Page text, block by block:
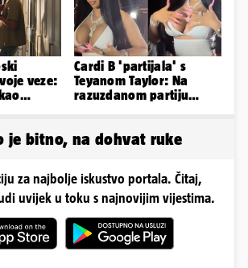
veze:
Cardi B 'partijala' s
Teyanom Taylor: Na
razuzdanom partiju
je bitno, na dohvat ruke
za najbolje iskustvo portala. Čitaj,
uvijek u toku s najnovijim vijestima.